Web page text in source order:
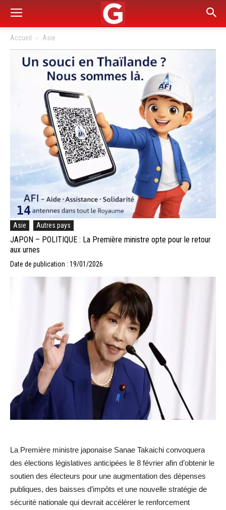
Accueil Asie
Asie Autres pays
JAPON – POLITIQUE : La Première ministre opte pour le retour
aux urnes
Date de publication : 19/01/2026
La Première ministre japonaise Sanae Takaichi convoquera
des élections législatives anticipées le 8 février afin d’obtenir le
soutien des électeurs pour une augmentation des dépenses
publiques, des baisses d’impôts et une nouvelle stratégie de
sécurité nationale qui devrait accélérer le renforcement